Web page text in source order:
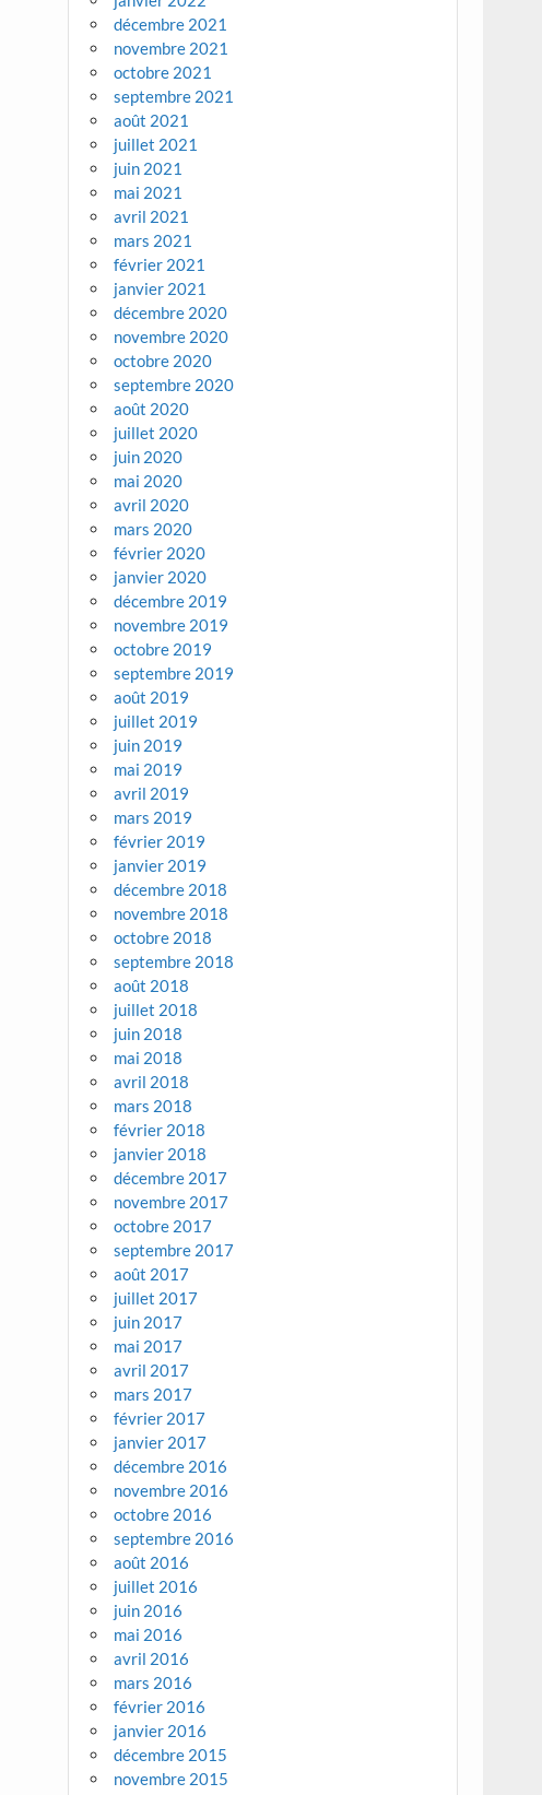
décembre 2021
novembre 2021
octobre 2021
septembre 2021
août 2021
juillet 2021
juin 2021
mai 2021
avril 2021
mars 2021
février 2021
janvier 2021
décembre 2020
novembre 2020
octobre 2020
septembre 2020
août 2020
juillet 2020
juin 2020
mai 2020
avril 2020
mars 2020
février 2020
janvier 2020
décembre 2019
novembre 2019
octobre 2019
septembre 2019
août 2019
juillet 2019
juin 2019
mai 2019
avril 2019
mars 2019
février 2019
janvier 2019
décembre 2018
novembre 2018
octobre 2018
septembre 2018
août 2018
juillet 2018
juin 2018
mai 2018
avril 2018
mars 2018
février 2018
janvier 2018
décembre 2017
novembre 2017
octobre 2017
septembre 2017
août 2017
juillet 2017
juin 2017
mai 2017
avril 2017
mars 2017
février 2017
janvier 2017
décembre 2016
novembre 2016
octobre 2016
septembre 2016
août 2016
juillet 2016
juin 2016
mai 2016
avril 2016
mars 2016
février 2016
janvier 2016
décembre 2015
novembre 2015